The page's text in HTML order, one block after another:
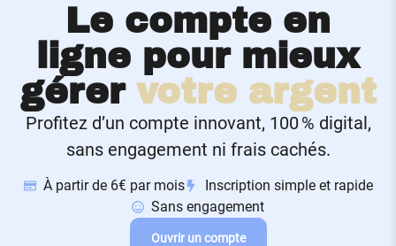
Le compte en
ligne pour mieux
gérervotre argent
Profitez d’un compte innovant, 100 % digital,
sans engagement ni frais cachés.
À partir de 6€ par mois
Inscription simple et rapide
Sans engagement
Ouvrir un compte